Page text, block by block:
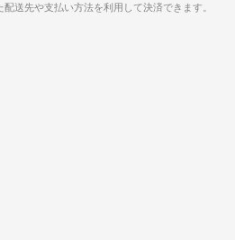
送先や支払い方法を利用して決済できます。